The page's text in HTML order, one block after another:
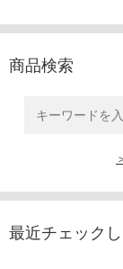
商品検索
最近チェック